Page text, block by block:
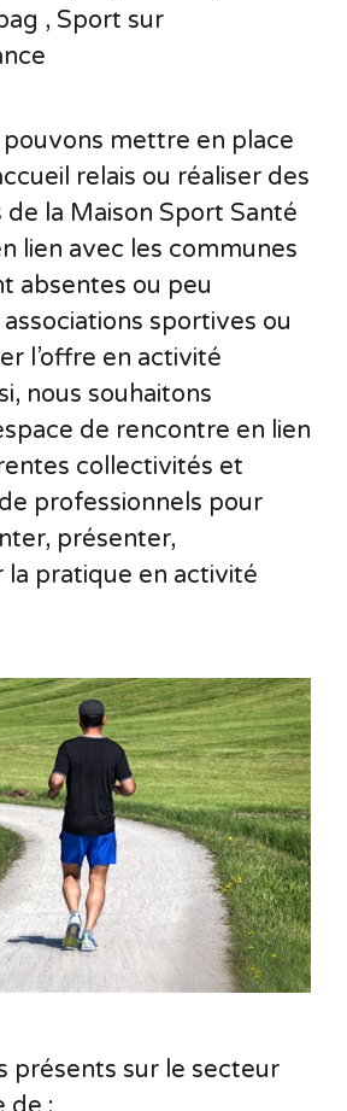
, Sport sur
pouvons mettre en place
relais ou réaliser des
la Maison Sport Santé
lien avec les communes
absentes ou peu
sportives ou
l’offre en activité
nous souhaitons
de rencontre en lien
collectivités et
professionnels pour
présenter,
la pratique en activité
présents sur le secteur